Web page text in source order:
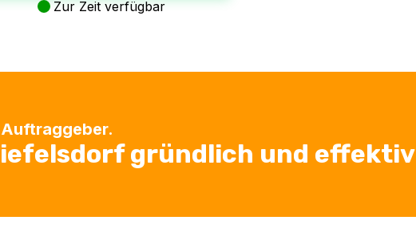
Zur Zeit verfügbar
gründlich und effektiv